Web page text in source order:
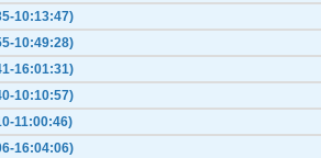
10:13:47)
10:49:28)
16:01:31)
10:10:57)
11:00:46)
16:04:06)